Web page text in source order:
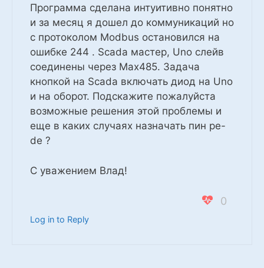
Программа сделана интуитивно понятно
и за месяц я дошел до коммуникаций но
с протоколом Modbus остановился на
ошибке 244 . Scada мастер, Uno слейв
соединены через Max485. Задача
кнопкой на Scada включать диод на Uno
и на оборот. Подскажите пожалуйста
возможные решения этой проблемы и
еще в каких случаях назначать пин pe-
de ?
С уважением Влад!
0
Log in to Reply